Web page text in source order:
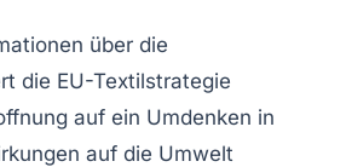
über die
die EU-Textilstrategie
auf ein Umdenken in
auf die Umwelt